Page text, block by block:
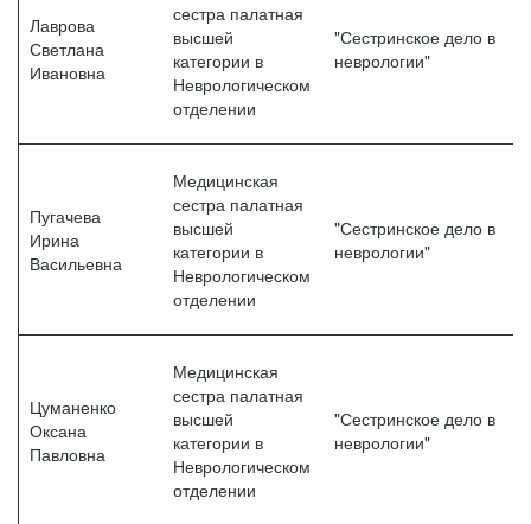
Лаврова
Светлана
Ивановна
сестра палатная
высшей
категории в
Неврологическом
отделении
"Сестринское дело в
неврологии"
Пугачева
Ирина
Васильевна
Медицинская
сестра палатная
высшей
категории в
Неврологическом
отделении
"Сестринское дело в
неврологии"
Цуманенко
Оксана
Павловна
Медицинская
сестра палатная
высшей
категории в
Неврологическом
отделении
"Сестринское дело в
неврологии"